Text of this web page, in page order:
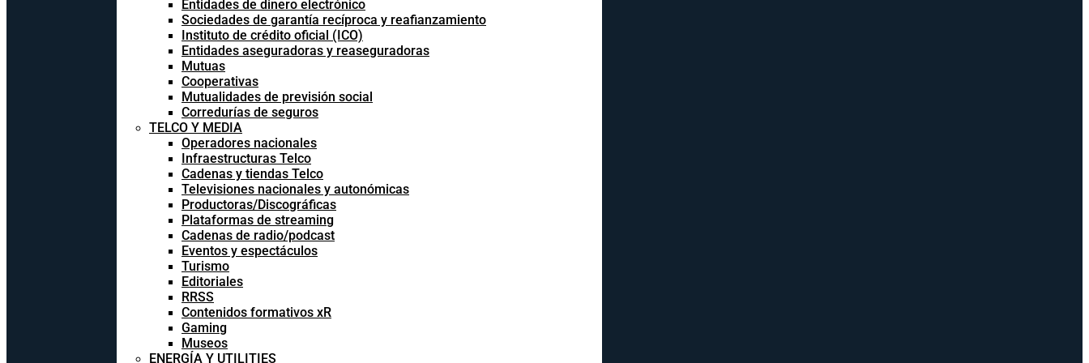
Entidades de dinero electrónico
Sociedades de garantía recíproca y reafianzamiento
Instituto de crédito oficial (ICO)
Entidades aseguradoras y reaseguradoras
Mutuas
Cooperativas
Mutualidades de previsión social
Corredurías de seguros
TELCO Y MEDIA
Operadores nacionales
Infraestructuras Telco
Cadenas y tiendas Telco
Televisiones nacionales y autonómicas
Productoras/Discográficas
Plataformas de streaming
Cadenas de radio/podcast
Eventos y espectáculos
Turismo
Editoriales
RRSS
Contenidos formativos xR
Gaming
Museos
ENERGÍA Y UTILITIES